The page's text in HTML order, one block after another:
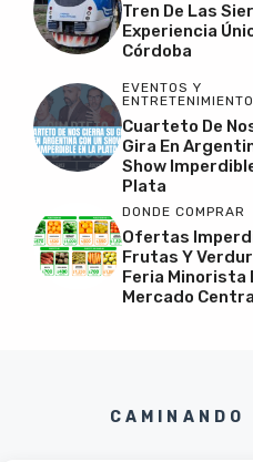
Tren De Las
Experiencia
Córdoba
EVENTOS Y
ENTRETENIMIENTO
Cuarteto De
Gira En
Show
Plata
DONDE COMPRAR
Ofertas
Frutas Y
Feria Minorista
Mercado
CAMINANDO